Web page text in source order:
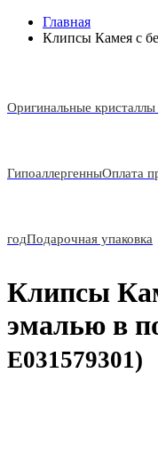
Главная
Клипсы Камея с
Оригинальные
ГипоаллергенныОплата
годПодарочная упаковка
Клипсы
эмалью в
E031579301)